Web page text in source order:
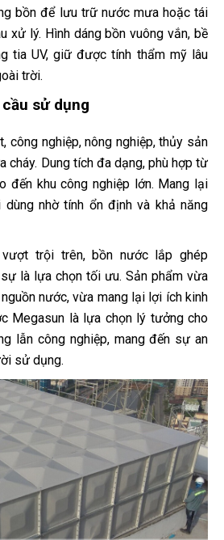
bồn để lưu trữ nước mưa hoặc tái
xử lý. Hình dáng bồn vuông vắn, bề
tia UV, giữ được tính thẩm mỹ lâu
trời.
sử dụng
công nghiệp, nông nghiệp, thủy sản
cháy. Dung tích đa dạng, phù hợp từ
đến khu công nghiệp lớn. Mang lại
nhờ tính ổn định và khả năng
trội trên, bồn nước lắp ghép
là lựa chọn tối ưu. Sản phẩm vừa
nước, vừa mang lại lợi ích kinh
Megasun là lựa chọn lý tưởng cho
lẫn công nghiệp, mang đến sự an
sử dụng.